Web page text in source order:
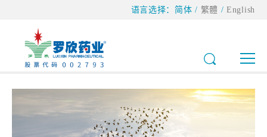
语言选择：简体 / 繁體 /English